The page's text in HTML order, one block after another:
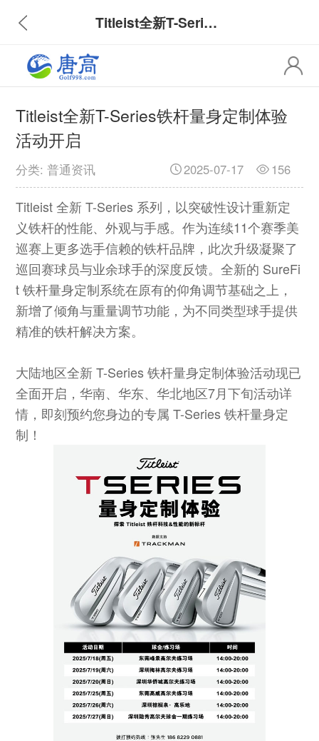
Titleist全新T-Series铁杆量身定制体验活动开启
Titleist全新T-Series铁杆量身定制体验
活动开启
分类: 普通资讯 156
2025-07-17
Titleist 全新 T-Series 系列，以突破性设计重新定
义铁杆的性能、外观与手感。作为连续11个赛季美
巡赛上更多选手信赖的铁杆品牌，此次升级凝聚了
巡回赛球员与业余球手的深度反馈。全新的 SureFi
t 铁杆量身定制系统在原有的仰角调节基础之上，
新增了倾角与重量调节功能，为不同类型球手提供
精准的铁杆解决方案。
大陆地区全新 T-Series 铁杆量身定制体验活动现已
全面开启，华南、华东、华北地区7月下旬活动详
情，即刻预约您身边的专属 T-Series 铁杆量身定
制！